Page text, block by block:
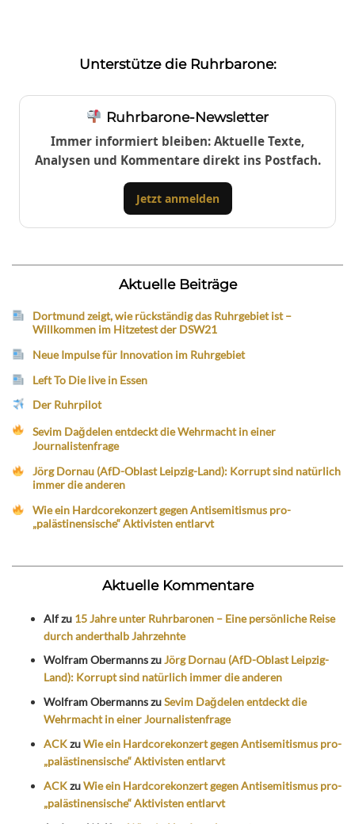
Unterstütze die Ruhrbarone:
Ruhrbarone-Newsletter
Immer informiert bleiben: Aktuelle Texte,
Analysen und Kommentare direkt ins Postfach.
Jetzt anmelden
Aktuelle Beiträge
Dortmund zeigt, wie rückständig das Ruhrgebiet ist –
Willkommen im Hitzetest der DSW21
Neue Impulse für Innovation im Ruhrgebiet
Left To Die live in Essen
Der Ruhrpilot
Sevim Dağdelen entdeckt die Wehrmacht in einer
Journalistenfrage
Jörg Dornau (AfD-Oblast Leipzig-Land): Korrupt sind natürlich
immer die anderen
Wie ein Hardcorekonzert gegen Antisemitismus pro-
„palästinensische“ Aktivisten entlarvt
Aktuelle Kommentare
Alfzu 15 Jahre unter Ruhrbaronen – Eine persönliche Reise
durch anderthalb Jahrzehnte
Wolfram ObermannszuJörg Dornau (AfD-Oblast Leipzig-
Land): Korrupt sind natürlich immer die anderen
Wolfram ObermannszuSevim Dağdelen entdeckt die
Wehrmacht in einer Journalistenfrage
ACKzuWie ein Hardcorekonzert gegen Antisemitismus pro-
„palästinensische“ Aktivisten entlarvt
ACKzuWie ein Hardcorekonzert gegen Antisemitismus pro-
„palästinensische“ Aktivisten entlarvt